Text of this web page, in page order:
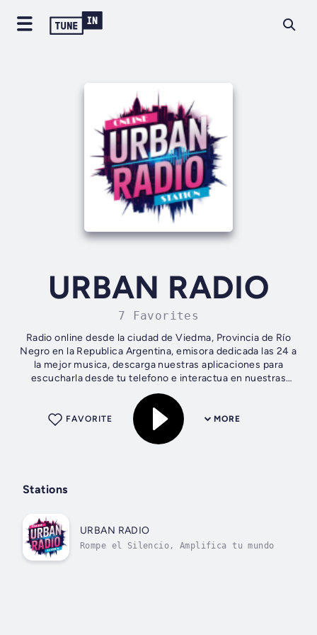
URBAN RADIO
7 Favorites
Radio online desde la ciudad de Viedma, Provincia de Río
Negro en la Republica Argentina, emisora dedicada las 24 a
la mejor musica, descarga nuestras aplicaciones para
escucharla desde tu telefono e interactua en nuestras
redes sociales, contamos con...
MORE
FAVORITE
Stations
URBAN RADIO
Rompe el Silencio, Amplifica tu mundo